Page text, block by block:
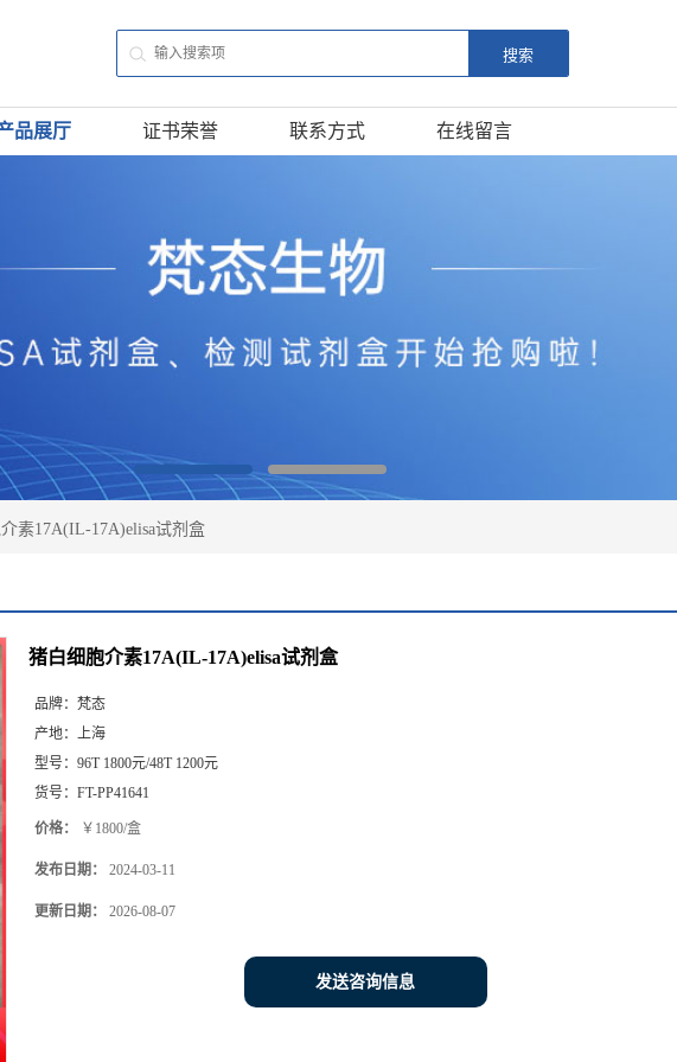
品展厅 证书荣誉 联系方式 在线留言
素17A(IL-17A)elisa试剂盒
猪白细胞介素17A(IL-17A)elisa试剂盒
品牌： 梵态
产地： 上海
型号： 96T 1800元/48T 1200元
货号： FT-PP41641
价格： ￥1800/盒
发布日期： 2024-03-11
更新日期： 2026-08-07
发送咨询信息